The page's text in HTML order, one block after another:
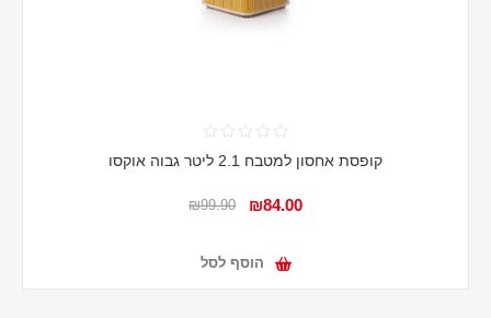
קופסת אחסון למטבח 2.1 ליטר גבוה אוקסו
₪84.00
₪99.90
הוסף לסל